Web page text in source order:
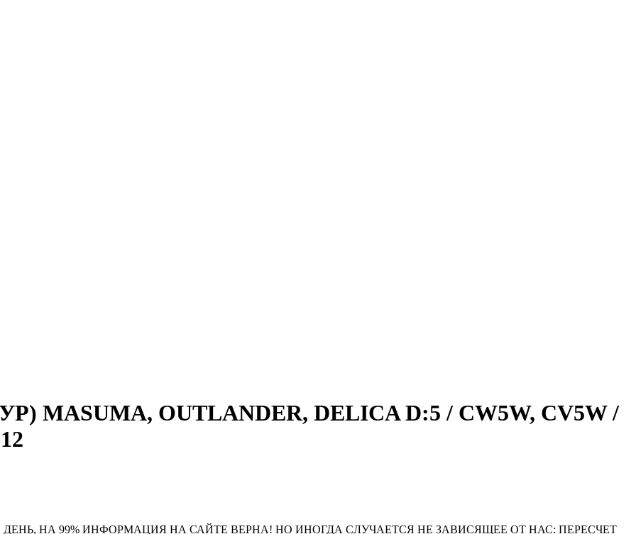
MASUMA, OUTLANDER, DELICA D:5 / CW5W, CV5W /
НА 99% ИНФОРМАЦИЯ НА САЙТЕ ВЕРНА! НО ИНОГДА СЛУЧАЕТСЯ НЕ ЗАВИСЯЩЕЕ ОТ НАС: ПЕРЕСЧЕТ